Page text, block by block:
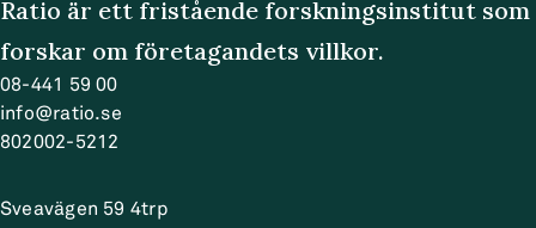
Ratio är ett fristående forskningsinstitut som
forskar om företagandets villkor.
08-441 59 00
info@ratio.se
802002-5212
Sveavägen 59 4trp